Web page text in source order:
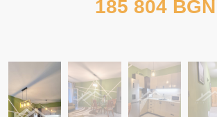
185 804 BGN